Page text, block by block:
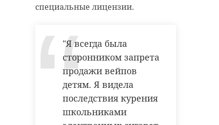
специальные лицензии.
"Я всегда была
сторонником запрета
продажи вейпов
детям. Я видела
последствия курения
школьниками